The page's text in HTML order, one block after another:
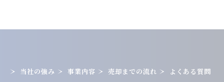
当社の強み 事業内容 売却までの流れ よくある質問